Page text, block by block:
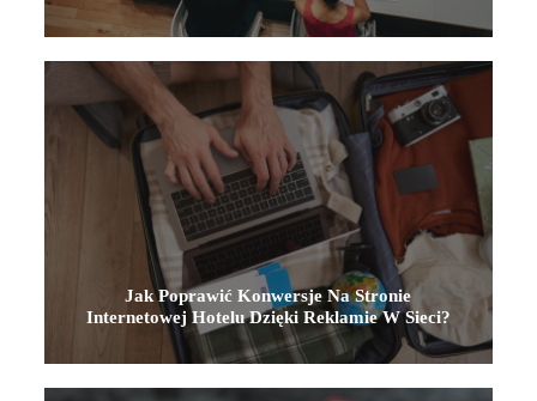
Jak Poprawić Konwersje Na Stronie
Internetowej Hotelu Dzięki Reklamie W Sieci?